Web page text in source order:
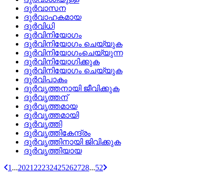
ദുര്‍വാസന
ദുര്‍വാഹകമായ
ദുര്‍വിധി
ദുര്‍വിനിയോഗം
ദുര്‍വിനിയോഗം ചെയ്യുക
ദുര്‍വിനിയോഗംചെയ്യുന്ന
ദുര്‍വിനിയോഗിക്കുക
ദുര്‍വിനിയോഗം ചെയ്യുക
ദുര്‍വിപാകം
ദുര്‍വൃത്തനായി ജീവിക്കുക
ദുര്‍വൃത്തന്
ദുര്‍വൃത്തമായ
ദുര്‍വൃത്തമായി
ദുര്‍വൃത്തി
ദുര്‍വൃത്തികേന്ദ്രം
ദുര്‍വൃത്തിനായി ജിവിക്കുക
ദുര്‍വൃത്തിയായ
1 ...2021 22232425262728...52